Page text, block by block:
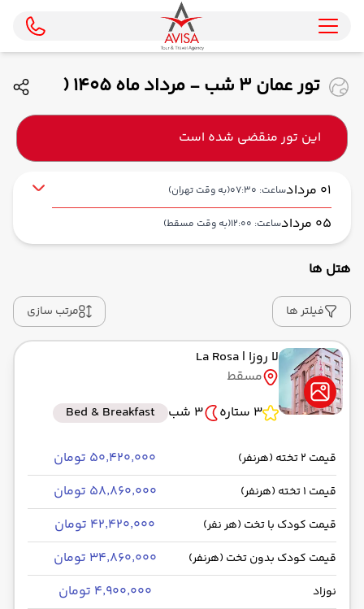
تور عمان 3 شب - مرداد ماه 1405 (
ماهان)
این تور منقضی شده است
01 مرداد ساعت: 07:30 (به وقت تهران)
05 مرداد ساعت: 12:00 (به وقت مسقط)
حرکت از مبدا: 07:30
به فرودگاه بین‌المللی مسقط MCT
رسیدن به مقصد : 10:30
ماهان -Economy
مدت سفر: 03:00
از فرودگاه بین‌المللی مسقط MCT
حرکت از مبدا: 12:00
به فرودگاه بین‌المللی امام خمینی IKA
رسیدن به مقصد : 14:10
ماهان -Economy
هتل ها
فیلتر ها مرتب سازی
لا روزا | La Rosa
مسقط
3 ستاره
3 شب Bed & Breakfast
قیمت 2 تخته (هرنفر) ۵۰٬۴۲۰٬۰۰۰ تومان
قیمت 1 تخته (هرنفر) ۵۸٬۸۶۰٬۰۰۰ تومان
قیمت کودک با تخت (هر نفر) ۴۲٬۴۲۰٬۰۰۰ تومان
قیمت کودک بدون تخت (هرنفر) ۳۴٬۸۶۰٬۰۰۰ تومان
نوزاد ۴٬۹۰۰٬۰۰۰ تومان